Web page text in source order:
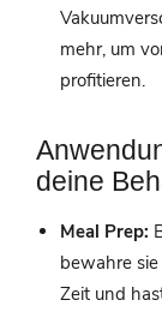
mehr, um
profitieren.
deine
Meal Prep:
bewahre
Zeit und